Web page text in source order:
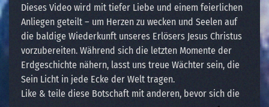
Dieses Video wird mit tiefer Liebe und einem feierlichen
Anliegen geteilt – um Herzen zu wecken und Seelen auf
die baldige Wiederkunft unseres Erlösers Jesus Christus
vorzubereiten. Während sich die letzten Momente der
Erdgeschichte nähern, lasst uns treue Wächter sein, die
Sein Licht in jede Ecke der Welt tragen.
Like & teile diese Botschaft mit anderen, bevor sich die